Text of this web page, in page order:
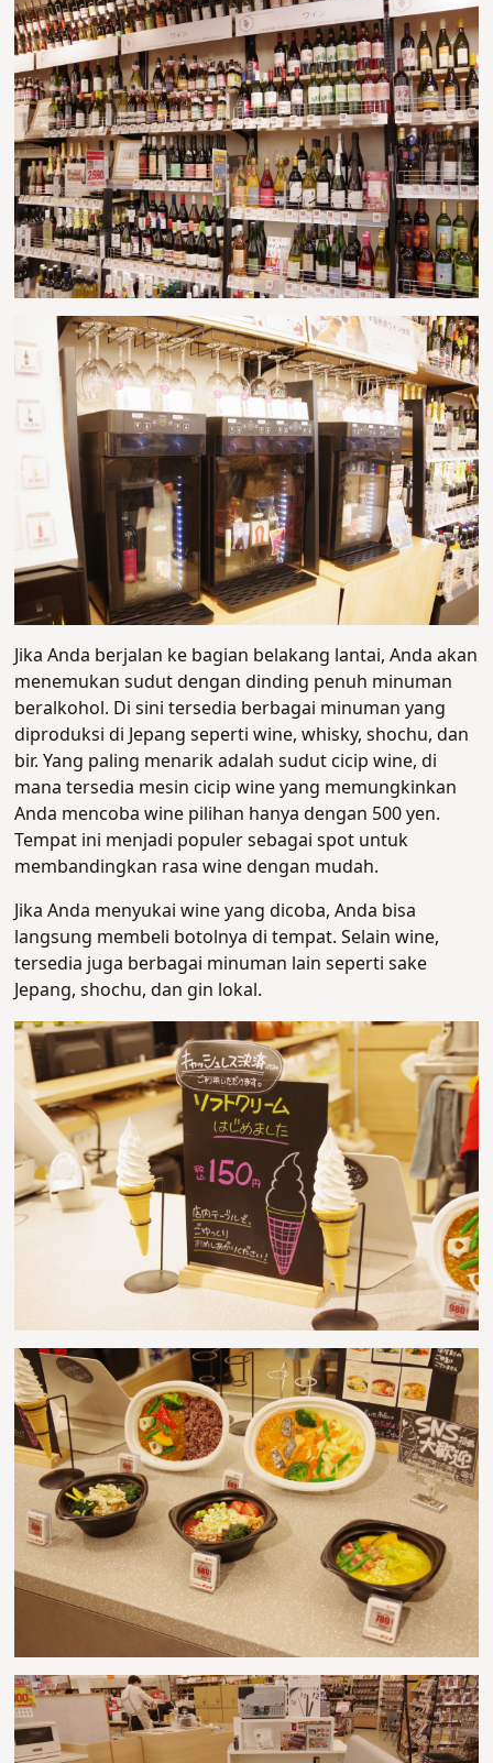
Jika Anda berjalan ke bagian belakang lantai, Anda akan
menemukan sudut dengan dinding penuh minuman
beralkohol. Di sini tersedia berbagai minuman yang
diproduksi di Jepang seperti wine, whisky, shochu, dan
bir. Yang paling menarik adalah sudut cicip wine, di
mana tersedia mesin cicip wine yang memungkinkan
Anda mencoba wine pilihan hanya dengan 500 yen.
Tempat ini menjadi populer sebagai spot untuk
membandingkan rasa wine dengan mudah.
Jika Anda menyukai wine yang dicoba, Anda bisa
langsung membeli botolnya di tempat. Selain wine,
tersedia juga berbagai minuman lain seperti sake
Jepang, shochu, dan gin lokal.